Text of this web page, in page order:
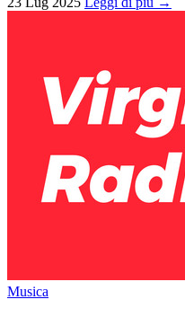
Musica